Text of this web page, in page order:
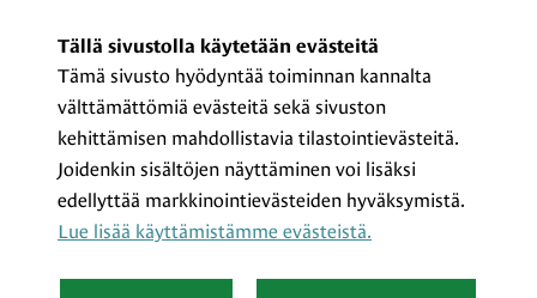
Tällä sivustolla käytetään evästeitä
Tämä sivusto hyödyntää toiminnan kannalta
välttämättömiä evästeitä sekä sivuston
kehittämisen mahdollistavia tilastointievästeitä.
Joidenkin sisältöjen näyttäminen voi lisäksi
edellyttää markkinointievästeiden hyväksymistä.
Lue lisää käyttämistämme evästeistä.​​​​​​
Kumppaniksi?
Medialle
Yhteystiedot ja laskutusosoitteet
ProCom – The Finnish Association of
Communication Professionals
Tietosuojaseloste